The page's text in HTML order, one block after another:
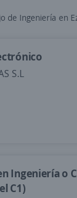
en Ezequiel Zamora,
S.L
Ingeniería o
C1)